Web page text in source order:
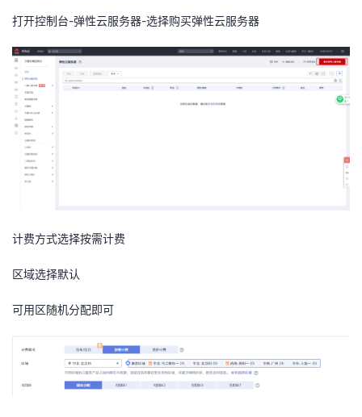
发
者
我
的
客
我
论
坛
的
圈
子
我
的
直
播
我
的
活
我
的
打开控制台-弹性云服务器-选择购买弹性云服务器
计费方式选择按需计费
区域选择默认
可用区随机分配即可